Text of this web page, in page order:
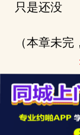
只是还没
（本章未完